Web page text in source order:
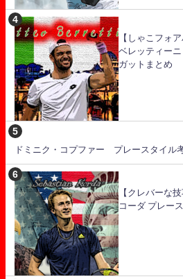
【しゃこフォア
ベレッティーニ
ガットまとめ
ドミニク・コプファー プレースタイル
【クレバーな
コーダ プレー